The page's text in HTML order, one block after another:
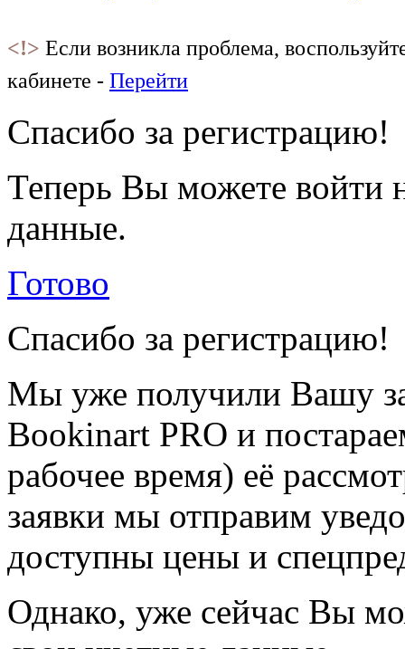
<!> Если возникла проблема,
кабинете - Перейти
Спасибо за регистрацию!
Теперь Вы можете войти
данные.
Готово
Спасибо за регистрацию!
Мы уже получили Вашу
Bookinart PRO и
рабочее время) её
заявки мы отправим
доступны цены и
Однако, уже сейчас Вы